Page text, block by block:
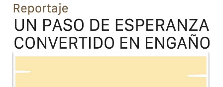
Previous
TODOS LOS SUPLEMENTOS